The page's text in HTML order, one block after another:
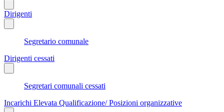
Dirigenti
Segretario comunale
Dirigenti cessati
Segretari comunali cessati
Incarichi Elevata Qualificazione/ Posizioni organizzative